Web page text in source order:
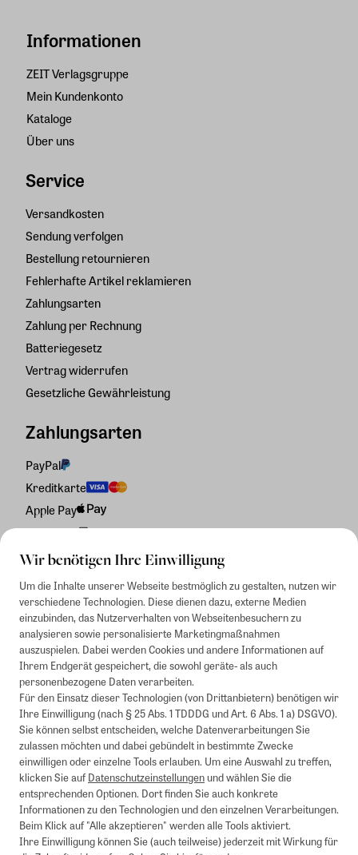
Wir benötigen Ihre Einwilligung
Um die Inhalte unserer Webseite bestmöglich zu gestalten, nutzen wir
verschiedene Technologien. Diese dienen dazu, externe Medien
einzubinden, das Nutzerverhalten von Webseitenbesuchern zu
analysieren sowie personalisierte Marketingmaßnahmen
auszuspielen. Dabei werden Cookies und andere Informationen auf
Ihrem Endgerät gespeichert, die sowohl geräte- als auch
personenbezogene Daten verarbeiten.
Für den Einsatz dieser Technologien (von Drittanbietern) benötigen wir
Ihre Einwilligung (nach § 25 Abs. 1 TDDDG und Art. 6 Abs. 1 a) DSGVO).
Sie können selbst entscheiden, welche Datenverarbeitungen Sie
zulassen möchten und dabei gebündelt in bestimmte Zwecke
einwilligen oder einzelne Tools erlauben. Um eine Auswahl zu treffen,
klicken Sie aufDatenschutzeinstellungenund wählen Sie die
entsprechenden Optionen. Dort finden Sie auch konkrete
Informationen zu den Technologien und den einzelnen Verarbeitungen.
Beim Klick auf "Alle akzeptieren" werden alle Tools aktiviert.
Ihre Einwilligung können Sie (auch teilweise) jederzeit mit Wirkung für
Informationen
ZEIT Verlagsgruppe
Mein Kundenkonto
Kataloge
Über uns
Service
Versandkosten
Sendung verfolgen
Bestellung retournieren
Fehlerhafte Artikel reklamieren
Zahlungsarten
Zahlung per Rechnung
Batteriegesetz
Vertrag widerrufen
Gesetzliche Gewährleistung
Zahlungsarten
PayPal
Kreditkarte
Apple Pay
Rechnung